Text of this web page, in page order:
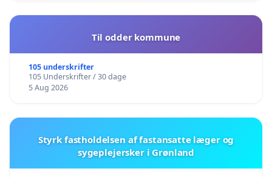
Til odder kommune
105 underskrifter
105 Underskrifter / 30 dage
5 Aug 2026
Styrk fastholdelsen af fastansatte læger og
sygeplejersker i Grønland